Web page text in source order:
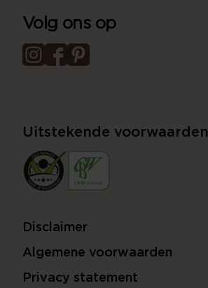
Volg ons op
Uitstekende voorwaarden
Disclaimer
Algemene voorwaarden
Privacy statement